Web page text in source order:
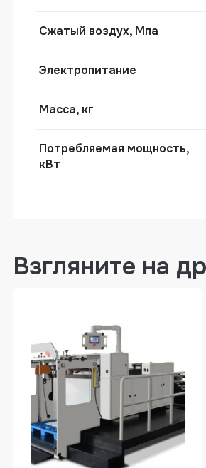
Устройство
Сжатый воздух, Мпа
Электропитание
Масса, кг
Потребляемая мощность,
кВт
Взгляните на